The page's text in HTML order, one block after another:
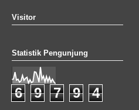
Visitor
Statistik Pengunjung
6 9 7 9 4